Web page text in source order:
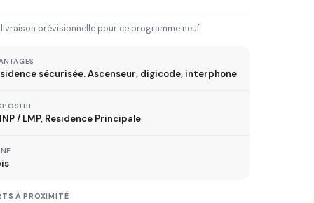
30 km+
Immédiate
réduite
prévisionnelle pour ce programme neuf
sécurisée. Ascenseur, digicode, interphone
/ LMP, Residence Principale
À PROXIMITÉ